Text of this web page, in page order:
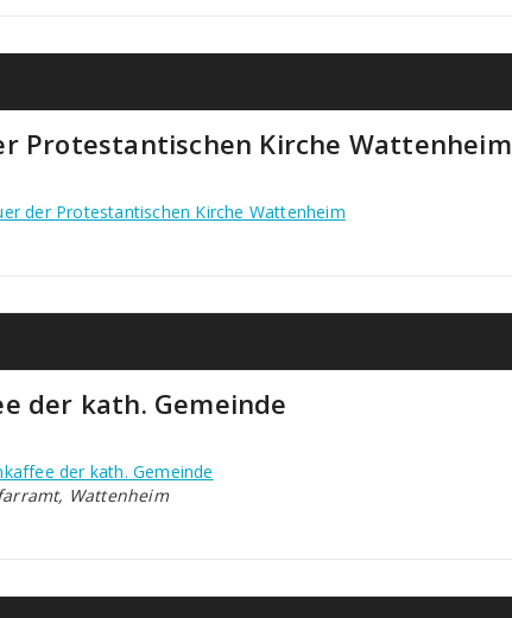
Protestantischen Kirche Wattenheim
der Protestantischen Kirche Wattenheim
der kath. Gemeinde
der kath. Gemeinde
Wattenheim